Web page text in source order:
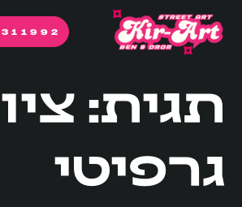
לתוכן
תגית:
גרפיטי